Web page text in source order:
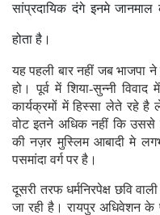
सांप्रदायिक दंगे इनमे जानमाल
होता है।
यह पहली बार नहीं जब भाजपा
हो। पूर्व में शिया-सुन्नी
कार्यक्रमों में हिस्सा लेते रहे है
वोट इतने अधिक नहीं कि उससे
की नज़र मुस्लिम आबादी मे
पसमांदा वर्ग पर है।
दूसरी तरफ धर्मनिरपेक्ष छवि
जा रही है। रायपुर अधिवेशन